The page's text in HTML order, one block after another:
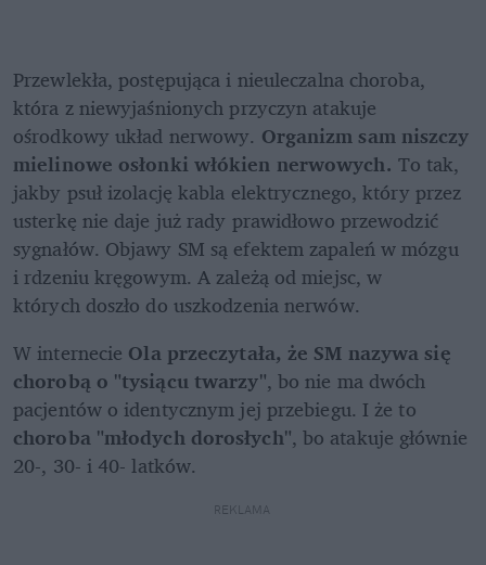
Przewlekła, postępująca i nieuleczalna choroba,
która z niewyjaśnionych przyczyn atakuje
ośrodkowy układ nerwowy. Organizm sam niszczy
mielinowe osłonki włókien nerwowych. To tak,
jakby psuł izolację kabla elektrycznego, który przez
usterkę nie daje już rady prawidłowo przewodzić
sygnałów. Objawy SM są efektem zapaleń w mózgu
i rdzeniu kręgowym. A zależą od miejsc, w
których doszło do uszkodzenia nerwów.
W internecie Ola przeczytała, że SM nazywa się
chorobą o "tysiącu twarzy", bo nie ma dwóch
choroba "młodych dorosłych", bo atakuje głównie
20-, 30- i 40- latków.
REKLAMA